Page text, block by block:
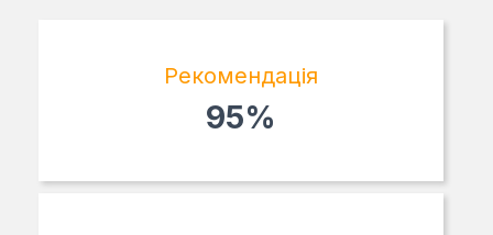
Рекомендація
95%